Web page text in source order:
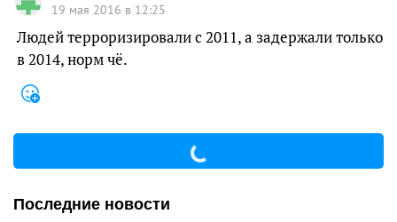
19 мая 2016 в 12:25
Людей терроризировали с 2011, а задержали только
в 2014, норм чё.
Последние новости